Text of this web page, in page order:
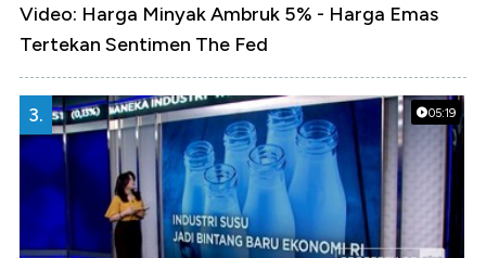
Video: Harga Minyak Ambruk 5% - Harga Emas
Tertekan Sentimen The Fed
05:19
3.